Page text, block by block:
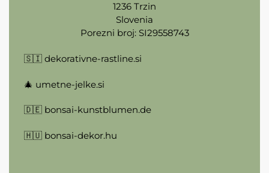
1236 Trzin
Slovenia
Porezni broj: SI29558743
🇸🇮 dekorativne-rastline.si
🎄 umetne-jelke.si
🇩🇪 bonsai-kunstblumen.de
🇭🇺 bonsai-dekor.hu